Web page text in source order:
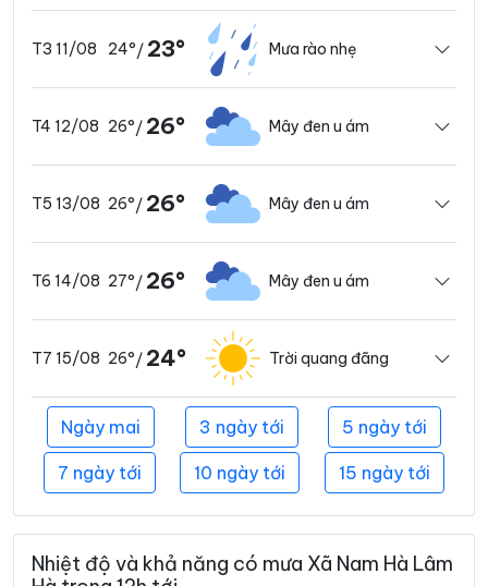
T3 11/08 24°/ 23° Mưa rào nhẹ
T4 12/08 26°/ 26° Mây đen u ám
T5 13/08 26°/ 26° Mây đen u ám
T6 14/08 27°/ 26° Mây đen u ám
T7 15/08 26°/ 24° Trời quang đãng
Ngày mai 3 ngày tới 5 ngày tới
7 ngày tới 10 ngày tới 15 ngày tới
Nhiệt độ và khả năng có mưa Xã Nam Hà Lâm